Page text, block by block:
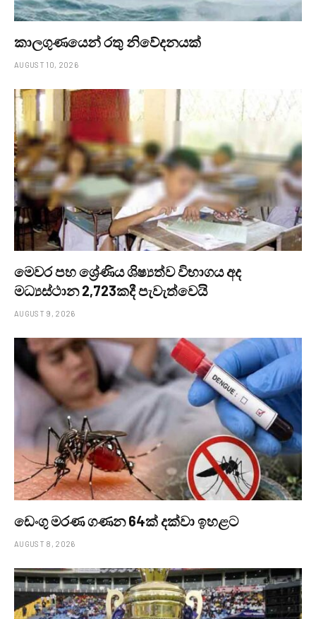
කාලගුණයෙන් ‍රතු නිවේදනයක්
AUGUST 10, 2026
මෙවර පහ ශ්‍රේණිය ශිෂ්‍යත්ව විභාගය අද
මධ්‍යස්ථාන 2,723කදී පැවැත්වෙයි
AUGUST 9, 2026
ඩෙංගු මරණ ගණන 64ක් දක්වා ඉහළට
AUGUST 8, 2026